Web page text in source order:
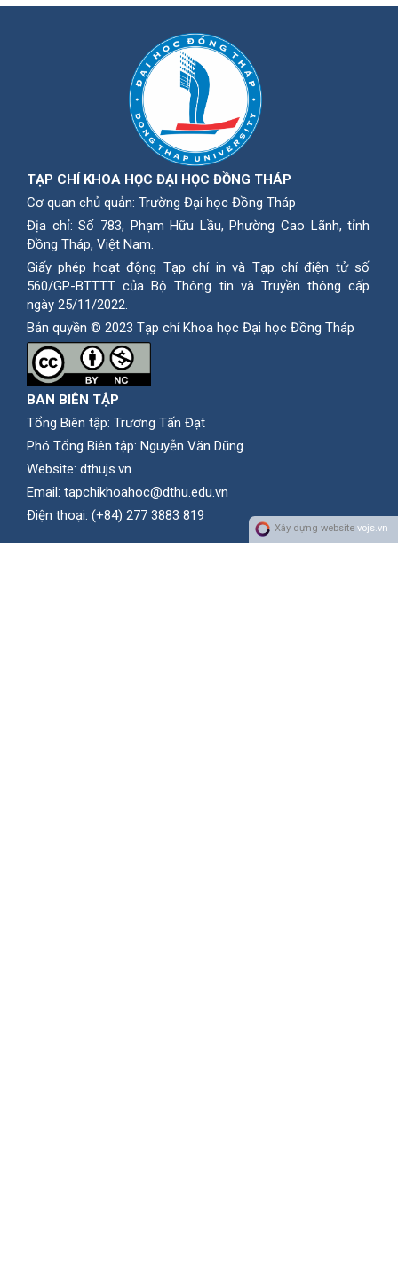
TẠP CHÍ KHOA HỌC ĐẠI HỌC ĐỒNG THÁP
Cơ quan chủ quản: Trường Đại học Đồng Tháp
Địa chỉ: Số 783, Phạm Hữu Lầu, Phường Cao Lãnh, tỉnh
Ðồng Tháp, Việt Nam.
Giấy phép hoạt động Tạp chí in và Tạp chí điện tử số
560/GP-BTTTT của Bộ Thông tin và Truyền thông cấp
ngày 25/11/2022.
Bản quyền © 2023 Tạp chí Khoa học Đại học Đồng Tháp
BAN BIÊN TẬP
Tổng Biên tập: Trương Tấn Đạt
Phó Tổng Biên tập: Nguyễn Văn Dũng
Website: dthujs.vn
Email: tapchikhoahoc@dthu.edu.vn
Ðiện thoại: (+84) 277 3883 819